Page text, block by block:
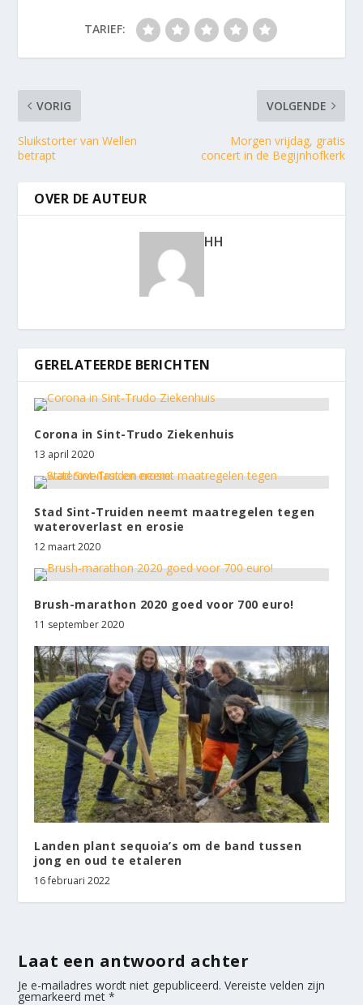
TARIEF:
VORIG
Sluikstorter van Wellen
betrapt
VOLGENDE
Morgen vrijdag, gratis
concert in de Begijnhofkerk
OVER DE AUTEUR
HH
GERELATEERDE BERICHTEN
Corona in Sint-Trudo Ziekenhuis
13 april 2020
Stad Sint-Truiden neemt maatregelen tegen
wateroverlast en erosie
12 maart 2020
Brush-marathon 2020 goed voor 700 euro!
11 september 2020
Landen plant sequoia’s om de band tussen
jong en oud te etaleren
16 februari 2022
Laat een antwoord achter
Je e-mailadres wordt niet gepubliceerd. Vereiste velden zijn
gemarkeerd met*